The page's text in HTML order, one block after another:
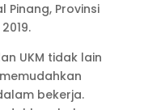
Pinang, Provinsi
UKM tidak lain
bekerja.